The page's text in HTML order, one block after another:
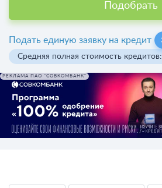
Подобрать
Подать единую заявку на кредит
Средняя полная стоимость кредитов:
РЕКЛАМА ПАО "СОВКОМБАНК"